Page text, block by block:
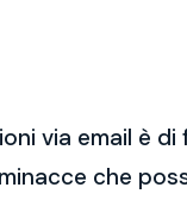
via email è
che